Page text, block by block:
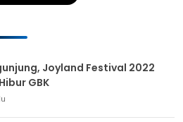
Joyland Festival 2022
GBK